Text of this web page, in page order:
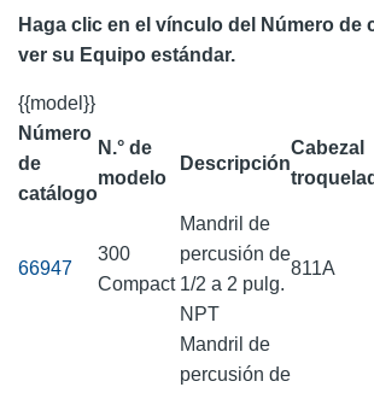
Haga clic en el vínculo del Número de
ver su Equipo estándar.
{{model}}
Número
de
catálogo
N.° de
modelo
Descripción
Cabezal
66947
300
Compact
Mandril de
percusión de
1/2 a 2 pulg.
NPT
811A
Mandril de
percusión de